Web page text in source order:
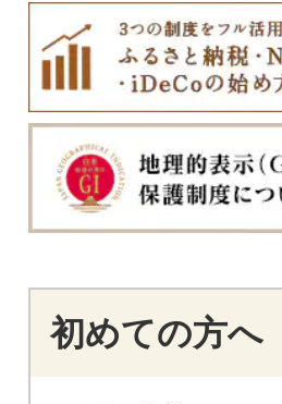
初めての方へ